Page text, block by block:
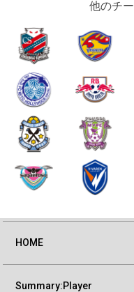
他のチ
HOME
Summary:Player